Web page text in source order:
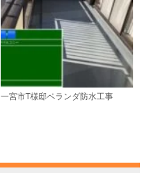
一宮市T様邸ベランダ防水工事